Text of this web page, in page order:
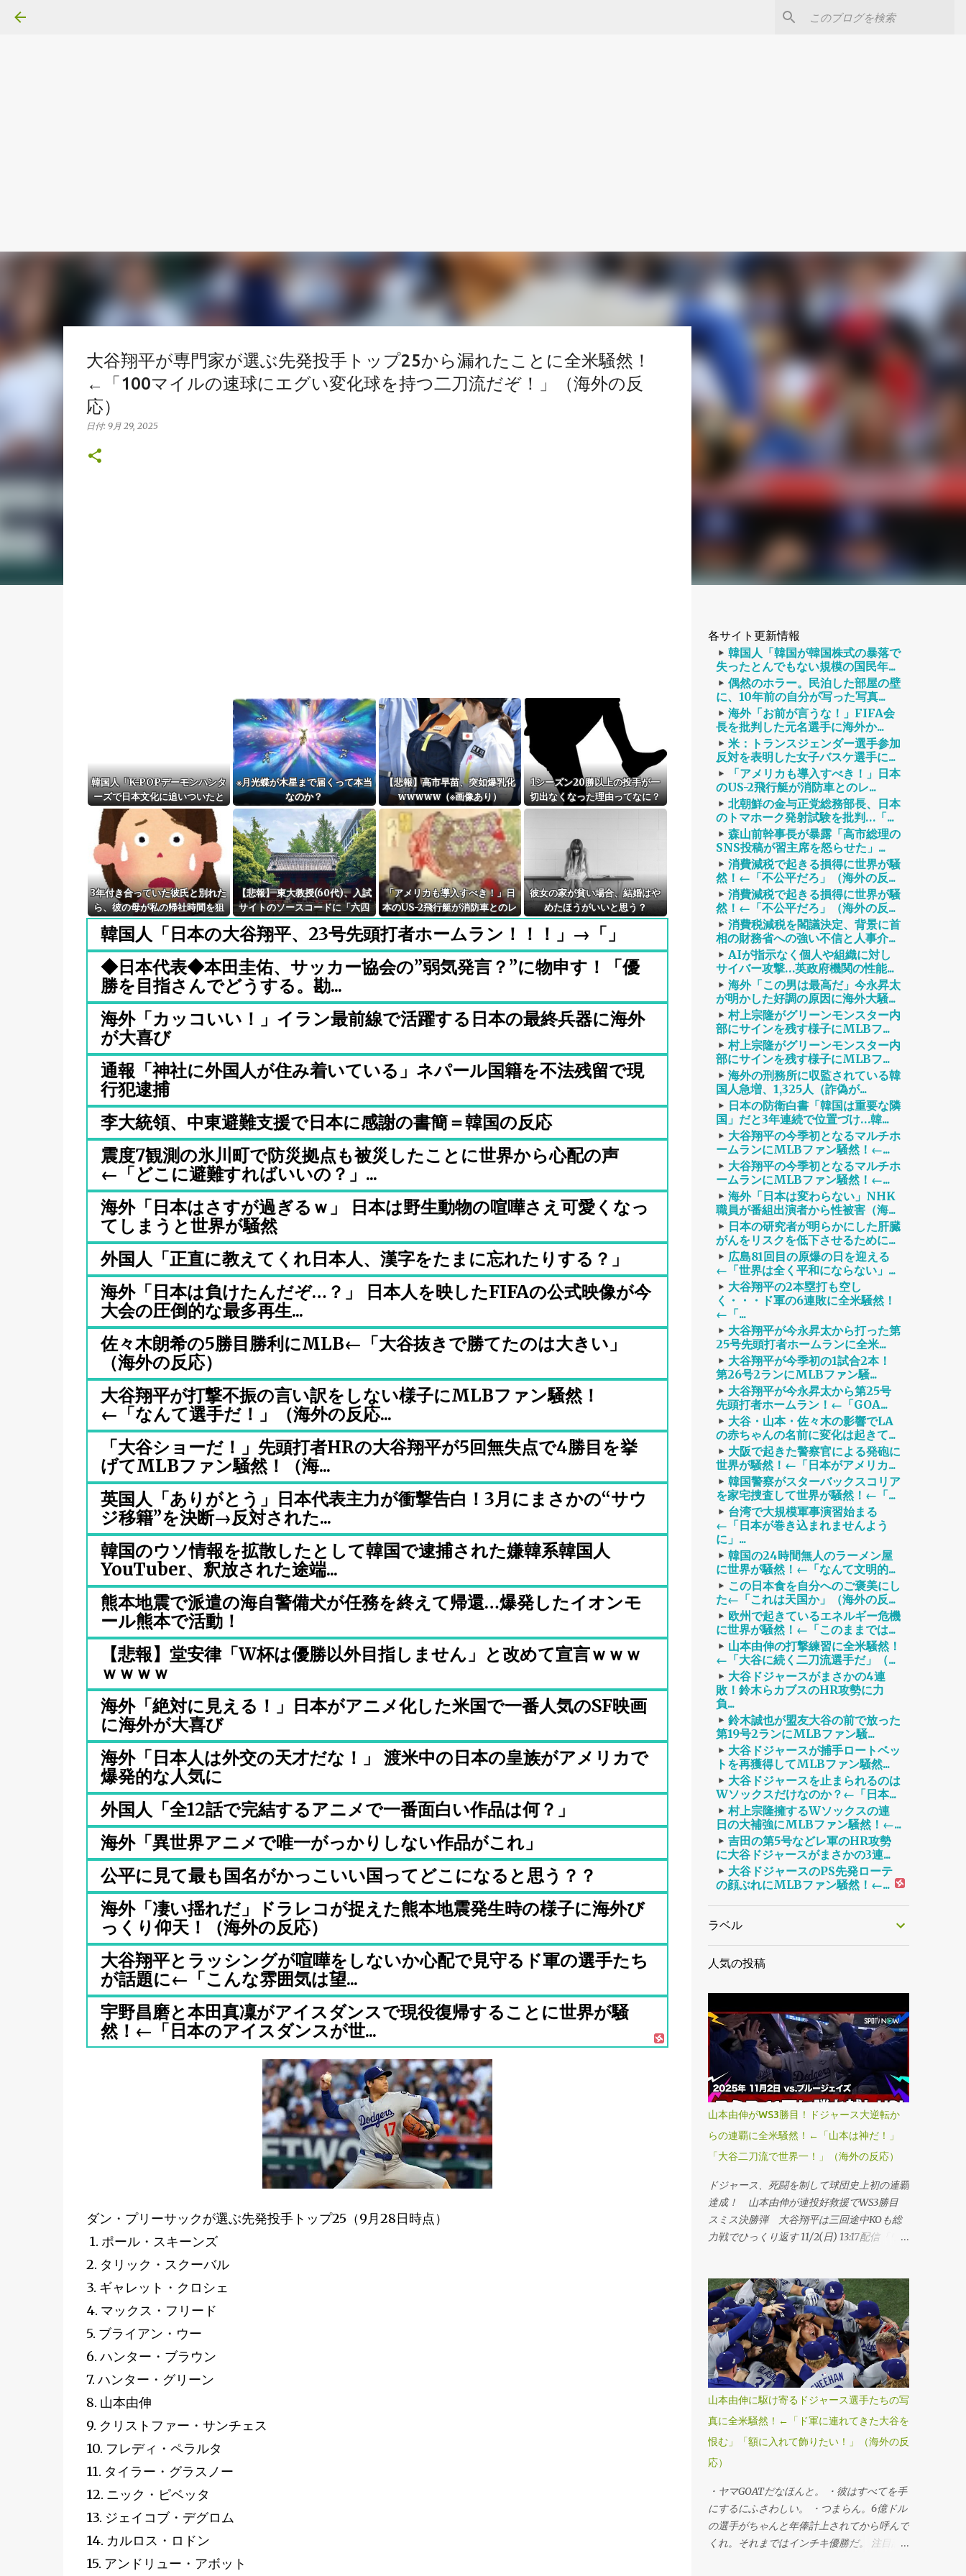
大谷翔平が専門家が選ぶ先発投手トップ25から漏れたことに全米騒然！
←「100マイルの速球にエグい変化球を持つ二刀流だぞ！」（海外の反
応）
日付: 9月 29, 2025
韓国人「K-POPデーモンハンタ
ーズで日本文化に追いついたと
思ったのに、逆に突き放されて
しまった模様・・・」
※月光蝶が木星まで届くって本当
なのか？
【悲報】高市早苗、突如爆乳化
wwwww（※画像あり）
1シーズン20勝以上の投手が一
切出なくなった理由ってなに？
3年付き合っていた彼氏と別れた
ら、彼の母が私の帰社時間を狙
って待ち伏せしてた。イキナリ
蹴られ襲われたのだが…
【悲報】 東大教授(60代)、入試
サイトのソースコードに「六四
天安門」と埋め込んだのがバレ
て懲戒処分
「アメリカも導入すべき！」日
本のUS-2飛行艇が消防車とのレ
ースで見せた驚異の能力が話題
に 海外の反応
彼女の家が貧い場合、結婚はや
めたほうがいいと思う？
韓国人「日本の大谷翔平、23号先頭打者ホームラン！！！」→「」
◆日本代表◆本田圭佑、サッカー協会の”弱気発言？”に物申す！「優
勝を目指さんでどうする。勘...
海外「カッコいい！」イラン最前線で活躍する日本の最終兵器に海外
が大喜び
通報「神社に外国人が住み着いている」ネパール国籍を不法残留で現
行犯逮捕
李大統領、中東避難支援で日本に感謝の書簡＝韓国の反応
震度7観測の氷川町で防災拠点も被災したことに世界から心配の声
←「どこに避難すればいいの？」...
海外「日本はさすが過ぎるｗ」 日本は野生動物の喧嘩さえ可愛くなっ
てしまうと世界が騒然
外国人「正直に教えてくれ日本人、漢字をたまに忘れたりする？」
海外「日本は負けたんだぞ…？」 日本人を映したFIFAの公式映像が今
大会の圧倒的な最多再生...
佐々木朗希の5勝目勝利にMLB←「大谷抜きで勝てたのは大きい」
（海外の反応）
大谷翔平が打撃不振の言い訳をしない様子にMLBファン騒然！
←「なんて選手だ！」（海外の反応...
「大谷ショーだ！」先頭打者HRの大谷翔平が5回無失点で4勝目を挙
げてMLBファン騒然！（海...
英国人「ありがとう」日本代表主力が衝撃告白！3月にまさかの“サウ
ジ移籍”を決断→反対された...
韓国のウソ情報を拡散したとして韓国で逮捕された嫌韓系韓国人
YouTuber、釈放された途端...
熊本地震で派遣の海自警備犬が任務を終えて帰還…爆発したイオンモ
ール熊本で活動！
【悲報】堂安律「W杯は優勝以外目指しません」と改めて宣言ｗｗｗ
ｗｗｗｗ
海外「絶対に見える！」日本がアニメ化した米国で一番人気のSF映画
に海外が大喜び
海外「日本人は外交の天才だな！」 渡米中の日本の皇族がアメリカで
爆発的な人気に
外国人「全12話で完結するアニメで一番面白い作品は何？」
海外「異世界アニメで唯一がっかりしない作品がこれ」
公平に見て最も国名がかっこいい国ってどこになると思う？？
海外「凄い揺れだ」ドラレコが捉えた熊本地震発生時の様子に海外び
っくり仰天！（海外の反応）
大谷翔平とラッシングが喧嘩をしないか心配で見守るド軍の選手たち
が話題に←「こんな雰囲気は望...
宇野昌磨と本田真凜がアイスダンスで現役復帰することに世界が騒
然！←「日本のアイスダンスが世...
ダン・プリーサックが選ぶ先発投手トップ25（9月28日時点）
1. ポール・スキーンズ
2. タリック・スクーバル
3. ギャレット・クロシェ
4. マックス・フリード
5. ブライアン・ウー
6. ハンター・ブラウン
7. ハンター・グリーン
8. 山本由伸
9. クリストファー・サンチェス
10. フレディ・ペラルタ
11. タイラー・グラスノー
12. ニック・ピベッタ
13. ジェイコブ・デグロム
14. カルロス・ロドン
15. アンドリュー・アボット
各サイト更新情報
韓国人「韓国が韓国株式の暴落で
失ったとんでもない規模の国民年...
偶然のホラー。民泊した部屋の壁
に、10年前の自分が写った写真...
海外「お前が言うな！」FIFA会
長を批判した元名選手に海外か...
米：トランスジェンダー選手参加
反対を表明した女子バスケ選手に...
「アメリカも導入すべき！」日本
のUS-2飛行艇が消防車とのレ...
北朝鮮の金与正党総務部長、日本
のトマホーク発射試験を批判…「...
森山前幹事長が暴露「高市総理の
SNS投稿が習主席を怒らせた」...
消費減税で起きる損得に世界が騒
然！←「不公平だろ」（海外の反...
消費減税で起きる損得に世界が騒
然！←「不公平だろ」（海外の反...
消費税減税を閣議決定、背景に首
相の財務省への強い不信と人事介...
AIが指示なく個人や組織に対し
サイバー攻撃…英政府機関の性能...
海外「この男は最高だ」今永昇太
が明かした好調の原因に海外大騒...
村上宗隆がグリーンモンスター内
部にサインを残す様子にMLBフ...
村上宗隆がグリーンモンスター内
部にサインを残す様子にMLBフ...
海外の刑務所に収監されている韓
国人急増、1,325人（詐偽が...
日本の防衛白書「韓国は重要な隣
国」だと3年連続で位置づけ…韓...
大谷翔平の今季初となるマルチホ
ームランにMLBファン騒然！←...
大谷翔平の今季初となるマルチホ
ームランにMLBファン騒然！←...
海外「日本は変わらない」NHK
職員が番組出演者から性被害（海...
日本の研究者が明らかにした肝臓
がんをリスクを低下させるために...
広島81回目の原爆の日を迎える
←「世界は全く平和にならない」...
大谷翔平の2本塁打も空し
く・・・ド軍の6連敗に全米騒然！
←「...
大谷翔平が今永昇太から打った第
25号先頭打者ホームランに全米...
大谷翔平が今季初の1試合2本！
第26号2ランにMLBファン騒...
大谷翔平が今永昇太から第25号
先頭打者ホームラン！←「GOA...
大谷・山本・佐々木の影響でLA
の赤ちゃんの名前に変化は起きて...
大阪で起きた警察官による発砲に
世界が騒然！←「日本がアメリカ...
韓国警察がスターバックスコリア
を家宅捜査して世界が騒然！←「...
台湾で大規模軍事演習始まる
←「日本が巻き込まれませんよう
に」...
韓国の24時間無人のラーメン屋
に世界が騒然！←「なんて文明的...
この日本食を自分へのご褒美にし
た←「これは天国か」（海外の反...
欧州で起きているエネルギー危機
に世界が騒然！←「このままでは...
山本由伸の打撃練習に全米騒然！
←「大谷に続く二刀流選手だ」（...
大谷ドジャースがまさかの4連
敗！鈴木らカブスのHR攻勢に力
負...
鈴木誠也が盟友大谷の前で放った
第19号2ランにMLBファン騒...
大谷ドジャースが捕手ロートベッ
トを再獲得してMLBファン騒然...
大谷ドジャースを止まられるのは
Wソックスだけなのか？←「日本...
村上宗隆擁するWソックスの連
日の大補強にMLBファン騒然！←...
吉田の第5号などレ軍のHR攻勢
に大谷ドジャースがまさかの3連...
大谷ドジャースのPS先発ローテ
の顔ぶれにMLBファン騒然！←...
ラベル
人気の投稿
山本由伸がWS3勝目！ドジャース大逆転か
らの連覇に全米騒然！←「山本は神だ！」
「大谷二刀流で世界一！」（海外の反応）
ドジャース、死闘を制して球団史上初の連覇
達成！ 山本由伸が連投好救援でWS3勝目
スミス決勝弾 大谷翔平は三回途中KOも総
力戦でひっくり返す 11/2(日) 13:17配信「ワ
ャースが延長十一回にスミスの勝ち越し本塁
打で球団史上初、MLB25年ぶりのワールド
シリーズ連覇を果たした。第6戦勝利投手の
山本由伸投手が九回途中から登板し、1死満
塁のピンチを切り抜けるなど、3回を無失点
に抑えてシリーズ3勝目を挙げた。「1番・投
手兼指名打者」で先発出場した大谷翔平投手
は三回に決勝3ランを被弾し、マウンドで両
手を膝につきうなだれKO。打者としては第3
戦以来のマルチ安打をマークするなど5打数
2安打1四球だった。 ・連覇だぜベイビー。
あみろトロント！マリナーズファンとして感
謝する。 ・よおおおお！泣きそうだ。カー
ショーのために嬉しすぎる。 ・よっしゃあ
あああ！MVPはヤマだ！ 注目記事（外部サ
山本由伸に駆け寄るドジャース選手たちの写
真に全米騒然！←「ド軍に連れてきた大谷を
恨む」「額に入れて飾りたい！」（海外の反
応）
・ヤマGOATだなほんと。 ・彼はすべてを手
にするにふさわしい。 ・つまらん。6億ドル
の選手がちゃんと年俸計上されてから呼んで
くれ。それまではインチキ優勝だ。 注目記